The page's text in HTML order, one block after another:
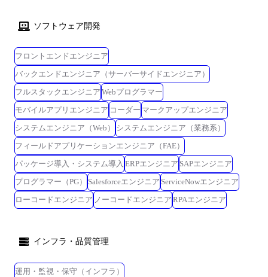
ソフトウェア開発
フロントエンドエンジニア
バックエンドエンジニア（サーバーサイドエンジニア）
フルスタックエンジニア Webプログラマー
モバイルアプリエンジニア コーダー マークアップエンジニア
システムエンジニア（Web）
システムエンジニア（業務系）
フィールドアプリケーションエンジニア（FAE）
パッケージ導入・システム導入 ERPエンジニア SAPエンジニア
プログラマー（PG）
Salesforceエンジニア ServiceNowエンジニア
ローコードエンジニア ノーコードエンジニア RPAエンジニア
インフラ・品質管理
運用・監視・保守（インフラ）